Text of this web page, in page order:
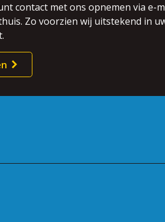
contact met ons opnemen via e-
Zo voorzien wij uitstekend in